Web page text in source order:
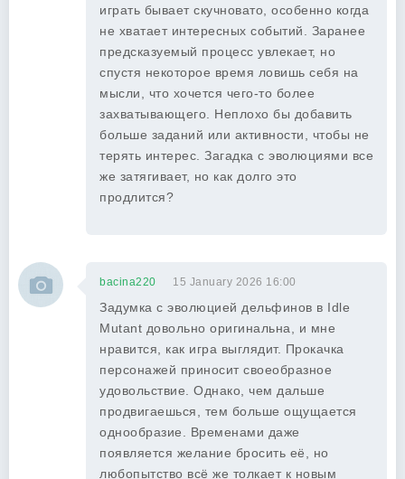
играть бывает скучновато, особенно когда
не хватает интересных событий. Заранее
предсказуемый процесс увлекает, но
спустя некоторое время ловишь себя на
мысли, что хочется чего-то более
захватывающего. Неплохо бы добавить
больше заданий или активности, чтобы не
терять интерес. Загадка с эволюциями все
же затягивает, но как долго это
продлится?
bacina220 15 January 2026 16:00
Задумка с эволюцией дельфинов в Idle
Mutant довольно оригинальна, и мне
нравится, как игра выглядит. Прокачка
персонажей приносит своеобразное
удовольствие. Однако, чем дальше
продвигаешься, тем больше ощущается
однообразие. Временами даже
появляется желание бросить её, но
любопытство всё же толкает к новым